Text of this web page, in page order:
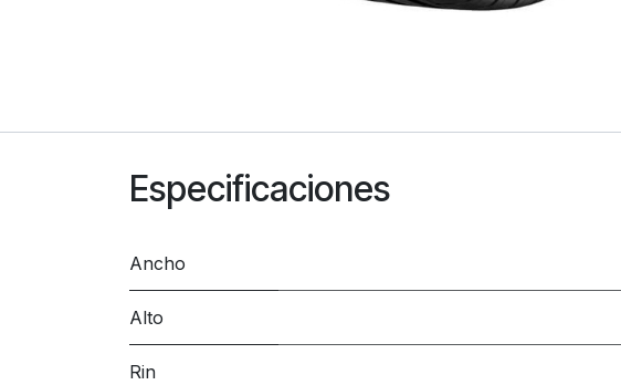
Especificaciones
Ancho
Alto
Rin